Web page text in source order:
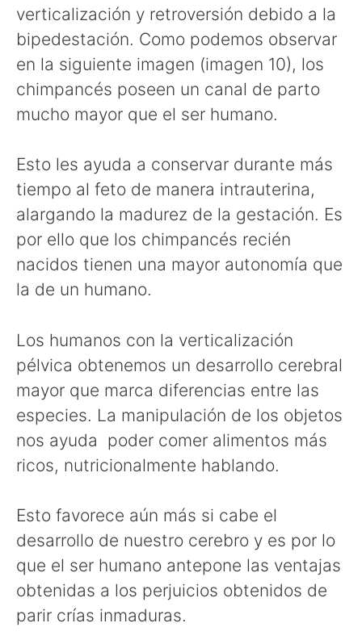
verticalización y retroversión debido a la
bipedestación. Como podemos observar
en la siguiente imagen (imagen 10), los
chimpancés poseen un canal de parto
mucho mayor que el ser humano.
Esto les ayuda a conservar durante más
tiempo al feto de manera intrauterina,
alargando la madurez de la gestación. Es
por ello que los chimpancés recién
nacidos tienen una mayor autonomía que
la de un humano.
Los humanos con la verticalización
pélvica obtenemos un desarrollo cerebral
mayor que marca diferencias entre las
especies. La manipulación de los objetos
nos ayuda poder comer alimentos más
ricos, nutricionalmente hablando.
Esto favorece aún más si cabe el
desarrollo de nuestro cerebro y es por lo
que el ser humano antepone las ventajas
obtenidas a los perjuicios obtenidos de
parir crías inmaduras.